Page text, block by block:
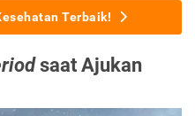
Terbaik!
saat Ajukan